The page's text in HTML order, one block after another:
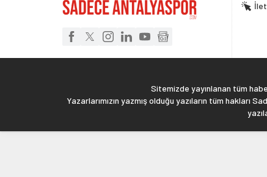
Sitemizde yayınlanan tüm
Yazarlarımızın yazmış olduğu yazıların tüm hakları